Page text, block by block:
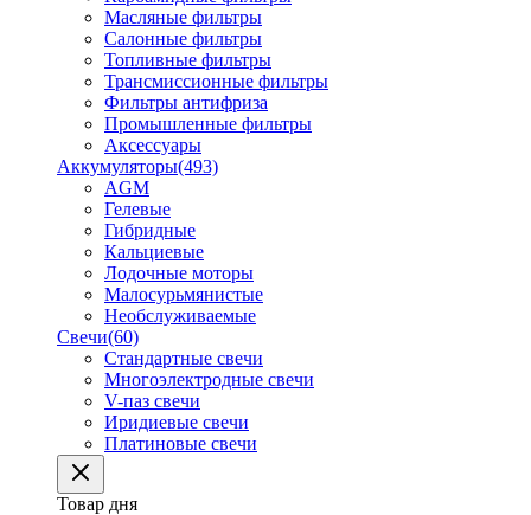
Масляные фильтры
Салонные фильтры
Топливные фильтры
Трансмиссионные фильтры
Фильтры антифриза
Промышленные фильтры
Аксессуары
Аккумуляторы(493)
AGM
Гелевые
Гибридные
Кальциевые
Лодочные моторы
Малосурьмянистые
Необслуживаемые
Свечи(60)
Стандартные свечи
Многоэлектродные свечи
V-паз свечи
Иридиевые свечи
Платиновые свечи
Товар дня